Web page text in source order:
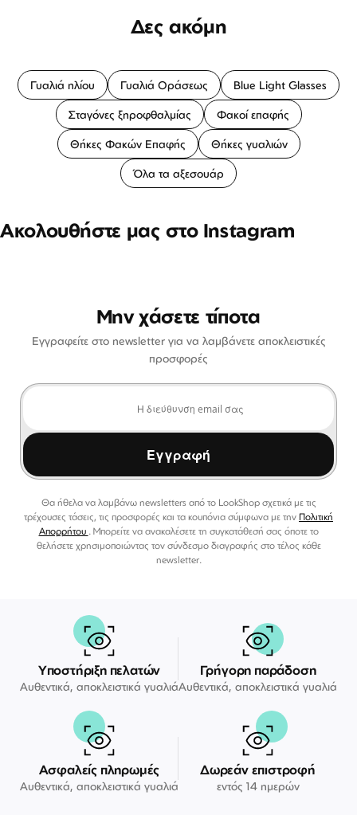
Δες ακόμη
Γυαλιά ηλίου Γυαλιά Οράσεως Blue Light Glasses
Σταγόνες ξηροφθαλμίας Φακοί επαφής
Θήκες Φακών Επαφής Θήκες γυαλιών
Όλα τα αξεσουάρ
Ακολουθήστε μας στο Instagram
Μην χάσετε τίποτα
Εγγραφείτε στο newsletter για να λαμβάνετε αποκλειστικές
προσφορές
Εγγραφή
Θα ήθελα να λαμβάνω newsletters από το LookShop σχετικά με τις
τρέχουσες τάσεις, τις προσφορές και τα κουπόνια σύμφωνα με την Πολιτική
Απορρήτου . Μπορείτε να ανακαλέσετε τη συγκατάθεσή σας όποτε το
θελήσετε χρησιμοποιώντας τον σύνδεσμο διαγραφής στο τέλος κάθε
newsletter.
Υποστήριξη πελατών
Αυθεντικά, αποκλειστικά γυαλιά
Γρήγορη παράδοση
Αυθεντικά, αποκλειστικά γυαλιά
Ασφαλείς πληρωμές
Αυθεντικά, αποκλειστικά γυαλιά
Δωρεάν επιστροφή
εντός 14 ημερών